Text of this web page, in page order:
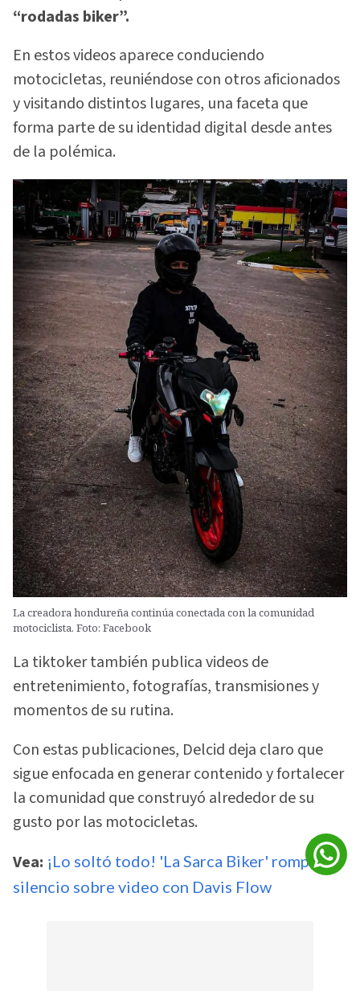
“rodadas biker”.
En estos videos aparece conduciendo
motocicletas, reuniéndose con otros aficionados
y visitando distintos lugares, una faceta que
forma parte de su identidad digital desde antes
de la polémica.
La creadora hondureña continúa conectada con la comunidad
motociclista. Foto: Facebook
La tiktoker también publica videos de
entretenimiento, fotografías, transmisiones y
momentos de su rutina.
Con estas publicaciones, Delcid deja claro que
sigue enfocada en generar contenido y fortalecer
la comunidad que construyó alrededor de su
gusto por las motocicletas.
Vea: ¡Lo soltó todo! 'La Sarca Biker' rompe el
silencio sobre video con Davis Flow